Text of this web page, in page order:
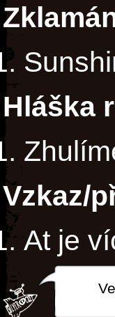
Hláška
Vzkaz/
At je